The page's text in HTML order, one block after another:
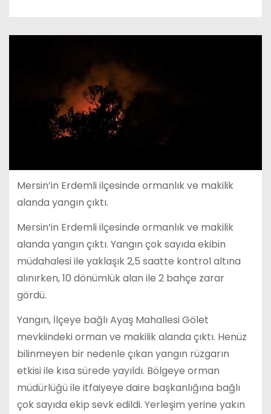
Mersin’in Erdemli ilçesinde ormanlık ve makilik
alanda yangın çıktı.
Mersin’in Erdemli ilçesinde ormanlık ve makilik
alanda yangın çıktı. Yangın çok sayıda ekibin
müdahalesi ile yaklaşık 2,5 saatte kontrol altına
alınırken, 10 dönümlük alan ile 2 bahçe zarar
gördü.
Yangın, İlçeye bağlı Ayaş Mahallesi Gölet
mevkiindeki orman ve makilik alanda çıktı. Henüz
bilinmeyen bir nedenle çıkan yangın rüzgarın
etkisi ile kısa sürede yayıldı. Bölgeye orman
müdürlüğü ile itfaiyeye daire başkanlığına bağlı
çok sayıda ekip sevk edildi. Yerleşim yerine yakın